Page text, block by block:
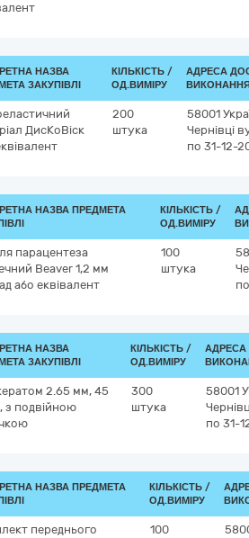
НАЗВА
ЗАКУПІВЛІ
КІЛЬКІСТЬ /
ОД.ВИМІРУ
АДРЕСА
ДисКоВіск
200
штука
58001
Чернівці
по 31-12-
НАЗВА ПРЕДМЕТА
КІЛЬКІСТЬ /
ОД.ВИМІРУ
парацентеза
Beaver 1,2 мм
або еквівалент
100
штука
НАЗВА
ЗАКУПІВЛІ
КІЛЬКІСТЬ /
ОД.ВИМІРУ
2.65 мм, 45
з подвійною
300
штука
58001
по 31-
НАЗВА ПРЕДМЕТА
КІЛЬКІСТЬ /
ОД.ВИМІРУ
переднього
100